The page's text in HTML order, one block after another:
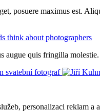
posuere maximus est.
think about photographers
quis fringilla
personalizaci reklam